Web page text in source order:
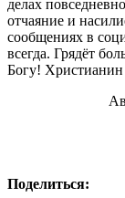
делах
отчаяние и
сообщениях в
всегда. Грядёт
Богу!
Поделиться: